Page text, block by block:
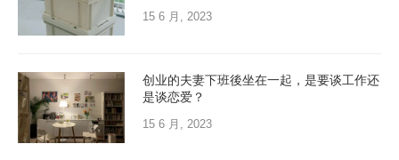
15 6 月, 2023
创业的夫妻下班後坐在一起，是要谈工作还
是谈恋爱？
15 6 月, 2023